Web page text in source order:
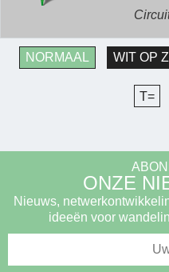
NORMAAL WIT OP
T=
ONZE
Nieuws,
ideeën voor